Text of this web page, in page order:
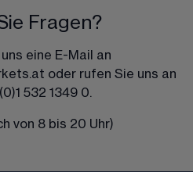
Fragen?
eine E-Mail an
oder rufen Sie uns an
532 1349 0.
von 8 bis 20 Uhr)